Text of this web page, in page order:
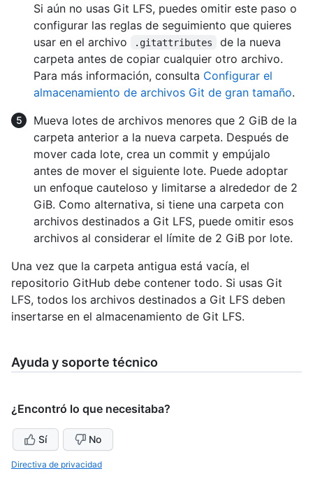
Si aún no usas Git LFS, puedes omitir este paso o
configurar las reglas de seguimiento que quieres
usar en el archivo
.gitattributes
de la nueva
carpeta antes de copiar cualquier otro archivo.
Para más información, consulta Configurar el
almacenamiento de archivos Git de gran tamaño.
Mueva lotes de archivos menores que 2 GiB de la
carpeta anterior a la nueva carpeta. Después de
mover cada lote, crea un commit y empújalo
antes de mover el siguiente lote. Puede adoptar
un enfoque cauteloso y limitarse a alrededor de 2
GiB. Como alternativa, si tiene una carpeta con
archivos destinados a Git LFS, puede omitir esos
archivos al considerar el límite de 2 GiB por lote.
Una vez que la carpeta antigua está vacía, el
repositorio GitHub debe contener todo. Si usas Git
LFS, todos los archivos destinados a Git LFS deben
insertarse en el almacenamiento de Git LFS.
Ayuda y soporte técnico
¿Encontró lo que necesitaba?
Sí No
Directiva de privacidad